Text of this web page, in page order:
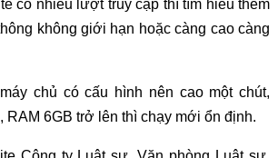
có nhiều lượt truy cập thì tìm hiểu thêm
không giới hạn hoặc càng cao càng
chủ có cấu hình nên cao một chút,
RAM 6GB trở lên thì chạy mới ổn định.